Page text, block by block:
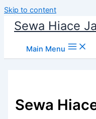
Skip to content
Sewa Hiace
Main Menu
Sewa